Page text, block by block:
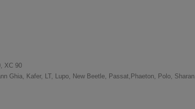
XC 90
Ghia, Kafer, LT, Lupo, New Beetle, Passat,Phaeton, Polo,